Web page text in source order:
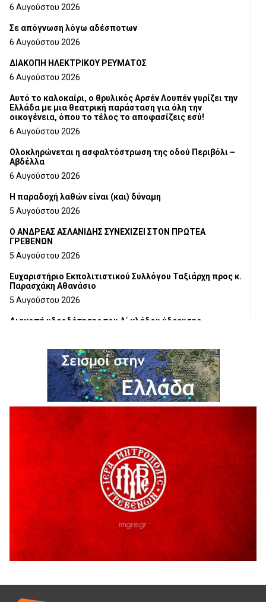
6 Αυγούστου 2026
Σε απόγνωση λόγω αδέσποτων
6 Αυγούστου 2026
ΔΙΑΚΟΠΗ ΗΛΕΚΤΡΙΚΟΥ ΡΕΥΜΑΤΟΣ
6 Αυγούστου 2026
Αυτό το καλοκαίρι, ο θρυλικός Αρσέν Λουπέν γυρίζει την
Ελλάδα με μια θεατρική παράσταση για όλη την
οικογένεια, όπου το τέλος το αποφασίζεις εσύ!
6 Αυγούστου 2026
Ολοκληρώνεται η ασφαλτόστρωση της οδού Περιβόλι –
Αβδέλλα
6 Αυγούστου 2026
H παραδοχή λαθών είναι (και) δύναμη
5 Αυγούστου 2026
Ο ΑΝΔΡΕΑΣ ΑΣΛΑΝΙΔΗΣ ΣΥΝΕΧΙΖΕΙ ΣΤΟΝ ΠΡΩΤΕΑ
ΓΡΕΒΕΝΩΝ
5 Αυγούστου 2026
Ευχαριστήριο Εκπολιτιστικού Συλλόγου Ταξιάρχη προς κ.
Παρασχάκη Αθανάσιο
5 Αυγούστου 2026
Διακοπή υδροδότησης του Α΄ κλάδου ύδρευσης
Η Marseaux στα Γρεβενά για μια μοναδική συναυλία
5 Αυγούστου 2026
Θερινό Σινεμά στο πλαίσιο του «Πολιτιστικού
Καλοκαιριού 2026» με την βραβευμένη ταινία «Μικρές
Ανάσες».
5 Αυγούστου 2026
Γρεβενά: Συνελήφθη 18χρονος αλλοδαπός, για κλοπή
εξοπλισμού γυμναστηρίου
ΑΗ ΛΑΟΣ | 5 Αυγούστου | Υπαίθριο Θέατρο “Καστράκι”,
41η Γιορτή Κρασιού στο Τρίκωμο – «Γιορτή Παράδοσης»
5 Αυγούστου 2026